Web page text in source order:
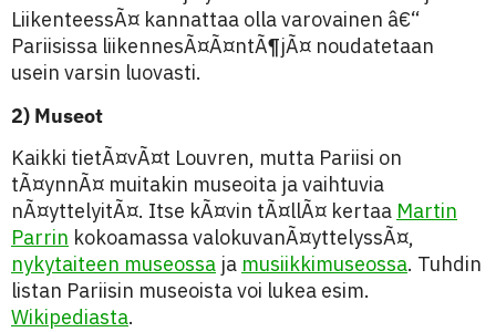
LiikenteessÃ¤ kannattaa olla varovainen â€“
Pariisissa liikennesÃ¤Ã¤ntÃ¶jÃ¤ noudatetaan
usein varsin luovasti.
2) Museot
Kaikki tietÃ¤vÃ¤t Louvren, mutta Pariisi on
tÃ¤ynnÃ¤ muitakin museoita ja vaihtuvia
nÃ¤yttelyitÃ¤. Itse kÃ¤vin tÃ¤llÃ¤ kertaa Martin
Parrin kokoamassa valokuvanÃ¤yttelyssÃ¤,
nykytaiteen museossa ja musiikkimuseossa. Tuhdin
listan Pariisin museoista voi lukea esim.
Wikipediasta.